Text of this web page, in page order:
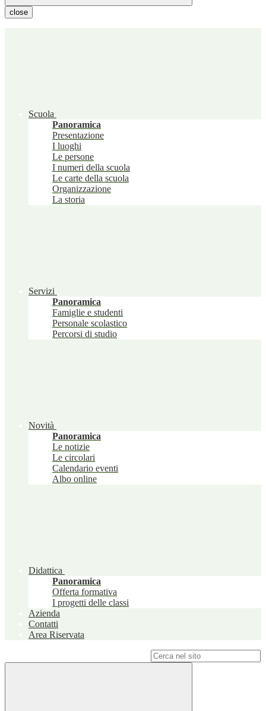
close
Scuola
Panoramica
Presentazione
I luoghi
Le persone
I numeri della scuola
Le carte della scuola
Organizzazione
La storia
Servizi
Panoramica
Famiglie e studenti
Personale scolastico
Percorsi di studio
Novità
Panoramica
Le notizie
Le circolari
Calendario eventi
Albo online
Didattica
Panoramica
Offerta formativa
I progetti delle classi
Azienda
Contatti
Area Riservata